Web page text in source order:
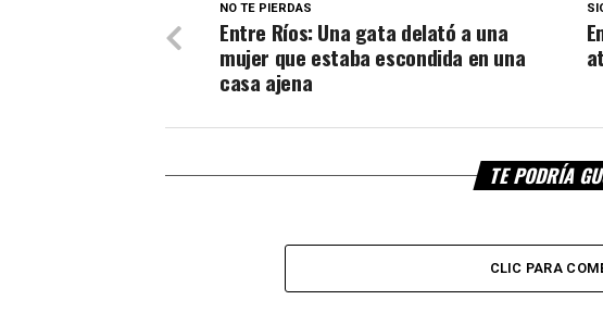
NO TE PIERDAS
Entre Ríos: Una gata delató a una
mujer que estaba escondida en una
casa ajena
TE PODRÍA
CLIC PARA